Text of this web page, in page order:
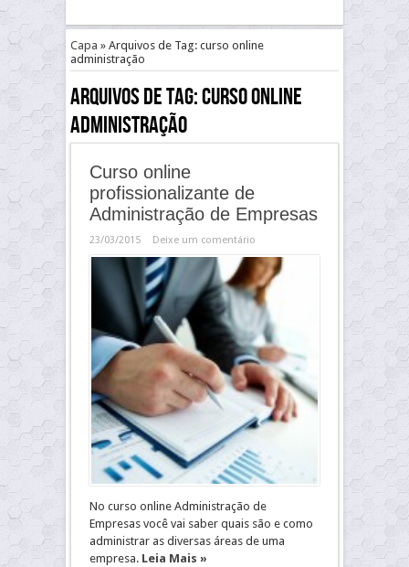
Capa » Arquivos de Tag: curso online
administração
Arquivos de Tag:curso online
administração
Curso online
profissionalizante de
Administração de Empresas
23/03/2015 Deixe um comentário
No curso online Administração de
Empresas você vai saber quais são e como
administrar as diversas áreas de uma
empresa. Leia Mais »